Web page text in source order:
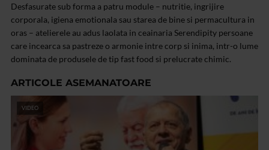
Desfasurate sub forma a patru module – nutritie, ingrijire
corporala, igiena emotionala sau starea de bine si permacultura in
oras – atelierele au adus laolata in ceainaria Serendipity persoane
care incearca sa pastreze o armonie intre corp si inima, intr-o lume
dominata de produsele de tip fast food si prelucrate chimic.
ARTICOLE ASEMANATOARE
VIDEO